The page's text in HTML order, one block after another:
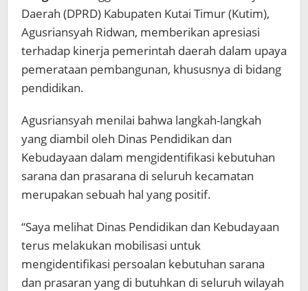
Daerah (DPRD) Kabupaten Kutai Timur (Kutim),
Agusriansyah Ridwan, memberikan apresiasi
terhadap kinerja pemerintah daerah dalam upaya
pemerataan pembangunan, khususnya di bidang
pendidikan.
Agusriansyah menilai bahwa langkah-langkah
yang diambil oleh Dinas Pendidikan dan
Kebudayaan dalam mengidentifikasi kebutuhan
sarana dan prasarana di seluruh kecamatan
merupakan sebuah hal yang positif.
“Saya melihat Dinas Pendidikan dan Kebudayaan
terus melakukan mobilisasi untuk
mengidentifikasi persoalan kebutuhan sarana
dan prasaran yang di butuhkan di seluruh wilayah